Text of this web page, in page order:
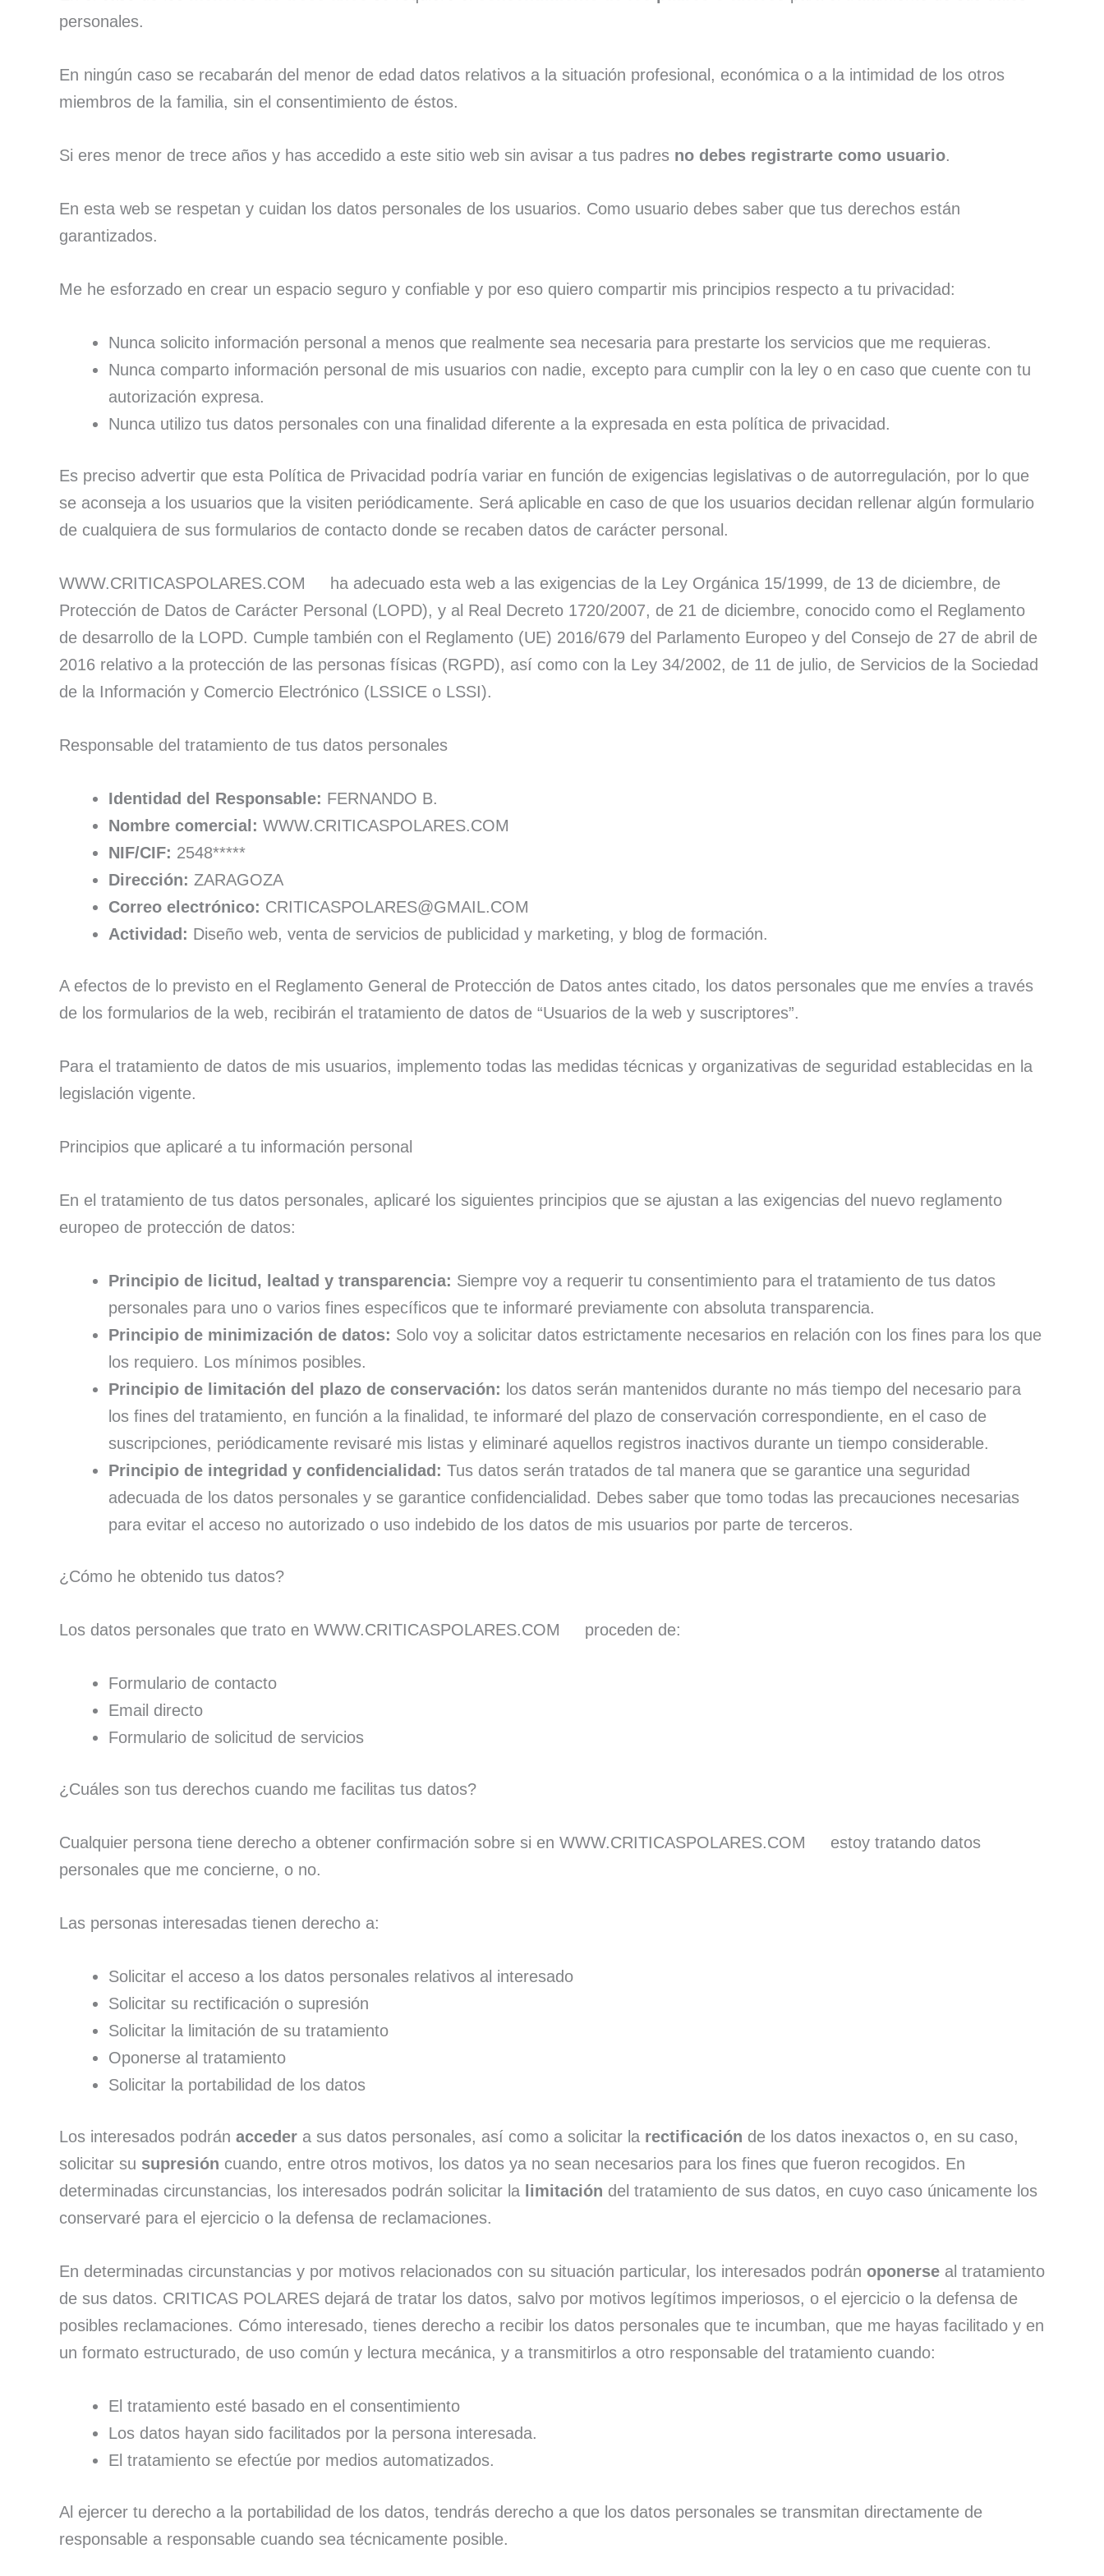
personales.
En ningún caso se recabarán del menor de edad datos relativos a la situación profesional, económica o a la intimidad de los otros
miembros de la familia, sin el consentimiento de éstos.
Si eres menor de trece años y has accedido a este sitio web sin avisar a tus padres no debes registrarte como usuario.
En esta web se respetan y cuidan los datos personales de los usuarios. Como usuario debes saber que tus derechos están
garantizados.
Me he esforzado en crear un espacio seguro y confiable y por eso quiero compartir mis principios respecto a tu privacidad:
Nunca solicito información personal a menos que realmente sea necesaria para prestarte los servicios que me requieras.
Nunca comparto información personal de mis usuarios con nadie, excepto para cumplir con la ley o en caso que cuente con tu
autorización expresa.
Nunca utilizo tus datos personales con una finalidad diferente a la expresada en esta política de privacidad.
Es preciso advertir que esta Política de Privacidad podría variar en función de exigencias legislativas o de autorregulación, por lo que
se aconseja a los usuarios que la visiten periódicamente. Será aplicable en caso de que los usuarios decidan rellenar algún formulario
de cualquiera de sus formularios de contacto donde se recaben datos de carácter personal.
WWW.CRITICASPOLARES.COM ha adecuado esta web a las exigencias de la Ley Orgánica 15/1999, de 13 de diciembre, de
Protección de Datos de Carácter Personal (LOPD), y al Real Decreto 1720/2007, de 21 de diciembre, conocido como el Reglamento
de desarrollo de la LOPD. Cumple también con el Reglamento (UE) 2016/679 del Parlamento Europeo y del Consejo de 27 de abril de
2016 relativo a la protección de las personas físicas (RGPD), así como con la Ley 34/2002, de 11 de julio, de Servicios de la Sociedad
de la Información y Comercio Electrónico (LSSICE o LSSI).
Responsable del tratamiento de tus datos personales
Identidad del Responsable: FERNANDO B.
Nombre comercial: WWW.CRITICASPOLARES.COM
NIF/CIF: 2548*****
Dirección: ZARAGOZA
Correo electrónico: CRITICASPOLARES@GMAIL.COM
Actividad: Diseño web, venta de servicios de publicidad y marketing, y blog de formación.
A efectos de lo previsto en el Reglamento General de Protección de Datos antes citado, los datos personales que me envíes a través
de los formularios de la web, recibirán el tratamiento de datos de “Usuarios de la web y suscriptores”.
Para el tratamiento de datos de mis usuarios, implemento todas las medidas técnicas y organizativas de seguridad establecidas en la
legislación vigente.
Principios que aplicaré a tu información personal
En el tratamiento de tus datos personales, aplicaré los siguientes principios que se ajustan a las exigencias del nuevo reglamento
europeo de protección de datos:
Principio de licitud, lealtad y transparencia: Siempre voy a requerir tu consentimiento para el tratamiento de tus datos
personales para uno o varios fines específicos que te informaré previamente con absoluta transparencia.
Principio de minimización de datos: Solo voy a solicitar datos estrictamente necesarios en relación con los fines para los que
los requiero. Los mínimos posibles.
Principio de limitación del plazo de conservación: los datos serán mantenidos durante no más tiempo del necesario para
los fines del tratamiento, en función a la finalidad, te informaré del plazo de conservación correspondiente, en el caso de
suscripciones, periódicamente revisaré mis listas y eliminaré aquellos registros inactivos durante un tiempo considerable.
Principio de integridad y confidencialidad: Tus datos serán tratados de tal manera que se garantice una seguridad
adecuada de los datos personales y se garantice confidencialidad. Debes saber que tomo todas las precauciones necesarias
para evitar el acceso no autorizado o uso indebido de los datos de mis usuarios por parte de terceros.
¿Cómo he obtenido tus datos?
Los datos personales que trato en WWW.CRITICASPOLARES.COM proceden de:
Formulario de contacto
Email directo
Formulario de solicitud de servicios
¿Cuáles son tus derechos cuando me facilitas tus datos?
Cualquier persona tiene derecho a obtener confirmación sobre si en WWW.CRITICASPOLARES.COM estoy tratando datos
personales que me concierne, o no.
Las personas interesadas tienen derecho a:
Solicitar el acceso a los datos personales relativos al interesado
Solicitar su rectificación o supresión
Solicitar la limitación de su tratamiento
Oponerse al tratamiento
Solicitar la portabilidad de los datos
Los interesados podrán acceder a sus datos personales, así como a solicitar la rectificación de los datos inexactos o, en su caso,
solicitar su supresión cuando, entre otros motivos, los datos ya no sean necesarios para los fines que fueron recogidos. En
determinadas circunstancias, los interesados podrán solicitar la limitación del tratamiento de sus datos, en cuyo caso únicamente los
conservaré para el ejercicio o la defensa de reclamaciones.
En determinadas circunstancias y por motivos relacionados con su situación particular, los interesados podrán oponerse al tratamiento
de sus datos. CRITICAS POLARES dejará de tratar los datos, salvo por motivos legítimos imperiosos, o el ejercicio o la defensa de
posibles reclamaciones. Cómo interesado, tienes derecho a recibir los datos personales que te incumban, que me hayas facilitado y en
un formato estructurado, de uso común y lectura mecánica, y a transmitirlos a otro responsable del tratamiento cuando:
El tratamiento esté basado en el consentimiento
Los datos hayan sido facilitados por la persona interesada.
El tratamiento se efectúe por medios automatizados.
Al ejercer tu derecho a la portabilidad de los datos, tendrás derecho a que los datos personales se transmitan directamente de
responsable a responsable cuando sea técnicamente posible.